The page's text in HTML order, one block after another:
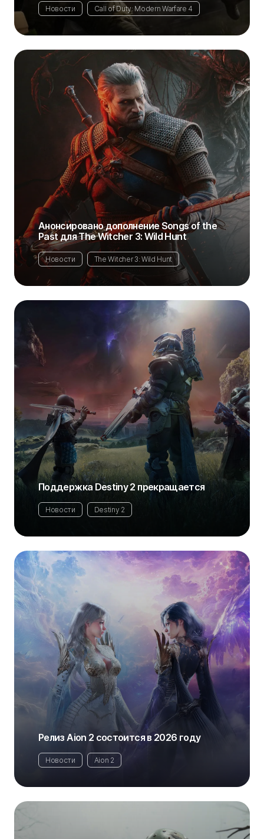
Новости Call of Duty: Modern Warfare 4
Анонсировано дополнение Songs of the
Past для The Witcher 3: Wild Hunt
Новости The Witcher 3: Wild Hunt
Поддержка Destiny 2 прекращается
Новости Destiny 2
Релиз Aion 2 состоится в 2026 году
Новости Aion 2